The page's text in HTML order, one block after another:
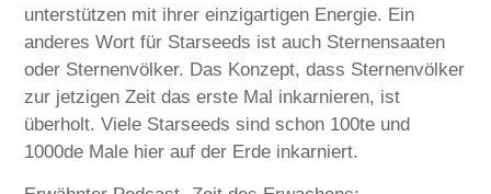
unterstützen mit ihrer einzigartigen Energie. Ein
anderes Wort für Starseeds ist auch Sternensaaten
oder Sternenvölker. Das Konzept, dass Sternenvölker
zur jetzigen Zeit das erste Mal inkarnieren, ist
überholt. Viele Starseeds sind schon 100te und
1000de Male hier auf der Erde inkarniert.